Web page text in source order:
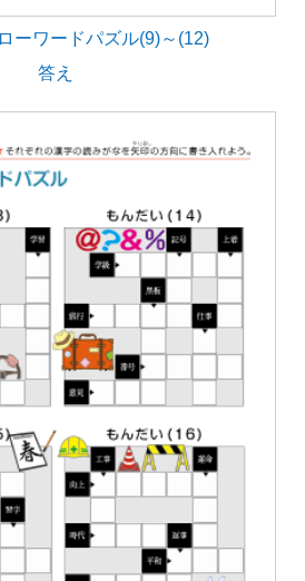
ーワードパズル(9)～(12)
答え